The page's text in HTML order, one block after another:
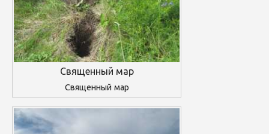
Священный мар
Священный мар